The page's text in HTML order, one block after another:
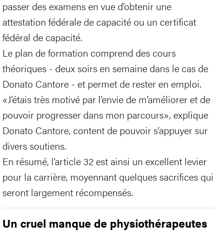
passer des examens en vue d’obtenir une
attestation fédérale de capacité ou un certificat
fédéral de capacité.
Le plan de formation comprend des cours
théoriques - deux soirs en semaine dans le cas de
Donato Cantore - et permet de rester en emploi.
«J’étais très motivé par l’envie de m’améliorer et de
pouvoir progresser dans mon parcours», explique
Donato Cantore, content de pouvoir s’appuyer sur
divers soutiens.
En résumé, l’article 32 est ainsi un excellent levier
pour la carrière, moyennant quelques sacrifices qui
seront largement récompensés.
Un cruel manque de physiothérapeutes